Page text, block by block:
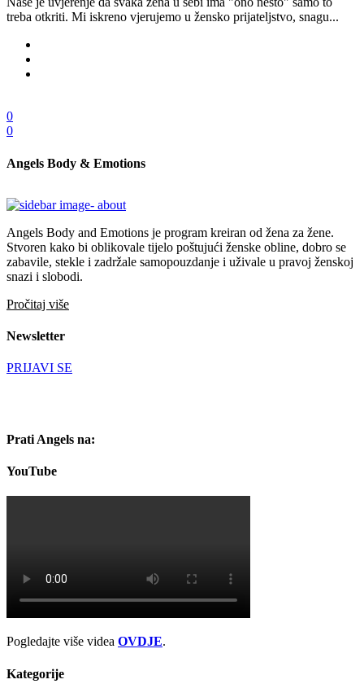
treba otkriti. Mi iskreno vjerujemo u žensko prijateljstvo, snagu...
0
0
Angels Body & Emotions
Angels Body and Emotions je program kreiran od žena za žene.
Stvoren kako bi oblikovale tijelo poštujući ženske obline, dobro se
zabavile, stekle i zadržale samopouzdanje i uživale u pravoj ženskoj
snazi i slobodi.
Pročitaj više
Newsletter
PRIJAVI SE
Prati Angels na:
YouTube
Pogledajte više videa OVDJE.
Kategorije